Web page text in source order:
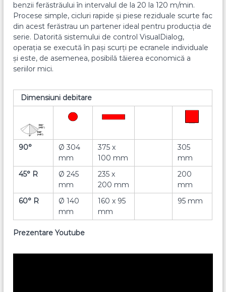
benzii ferăstrăului în intervalul de la 20 la 120 m/min.
Procese simple, cicluri rapide și piese reziduale scurte fac
din acest ferăstrau un partener ideal pentru producția de
serie. Datorită sistemului de control VisualDialog,
operația se execută în pași scurți pe ecranele individuale
și este, de asemenea, posibilă tăierea economică a
seriilor mici.
Dimensiuni debitare
90°
Ø 304
mm
375 x
100 mm
305
mm
45° R
Ø 245
mm
235 x
200 mm
200
mm
60° R
Ø 140
mm
160 x 95
mm
95 mm
Prezentare Youtube